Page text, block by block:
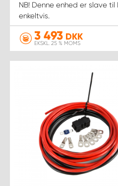
NB! Denne enhed er slave
enkeltvis.
3 493 DKK
EKSKL. 25 % MOMS